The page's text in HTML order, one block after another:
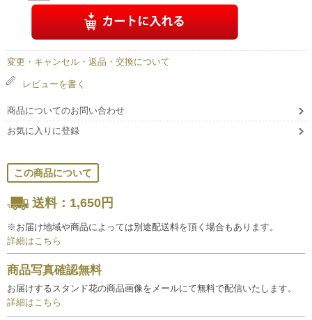
変更・キャンセル・返品・交換について
レビューを書く
商品についてのお問い合わせ
お気に入りに登録
この商品について
送料：1,650円
※お届け地域や商品によっては別途配送料を頂く場合もあります。
詳細はこちら
商品写真確認無料
お届けするスタンド花の商品画像をメールにて無料で配信いたします。
詳細はこちら